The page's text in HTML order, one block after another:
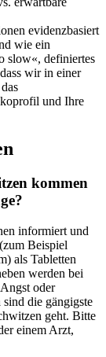
⁢evidenzbasiert
wie ein⁢
‌slow«, definiertes
wir⁣ in einer
und Ihre
kommen
informiert ​und
Beispiel
als Tabletten
werden ‌bei
oder
die ⁣gängigste
geht. Bitte
einem Arzt,